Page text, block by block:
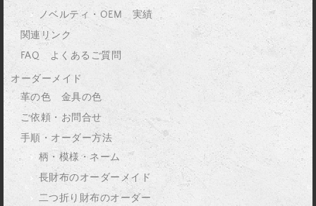
ノベルティ・OEM 実績
関連リンク
FAQ よくあるご質問
オーダーメイド
革の色 金具の色
ご依頼・お問合せ
手順・オーダー方法
柄・模様・ネーム
長財布のオーダーメイド
二つ折り財布のオーダー